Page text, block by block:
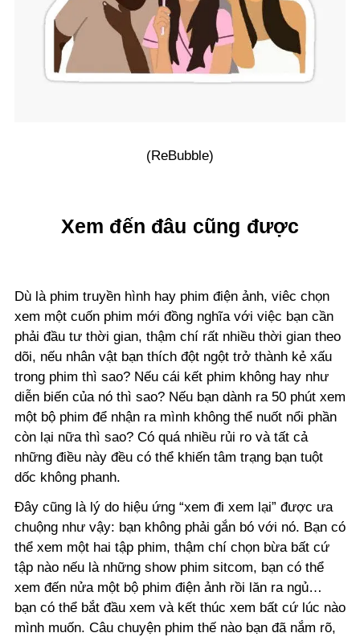
(ReBubble)
Xem đến đâu cũng được
Dù là phim truyền hình hay phim điện ảnh, viêc chọn
xem một cuốn phim mới đồng nghĩa với việc bạn cần
phải đầu tư thời gian, thậm chí rất nhiều thời gian theo
dõi, nếu nhân vật bạn thích đột ngột trở thành kẻ xấu
trong phim thì sao? Nếu cái kết phim không hay như
diễn biến của nó thì sao? Nếu bạn dành ra 50 phút xem
một bộ phim để nhận ra mình không thể nuốt nổi phần
còn lại nữa thì sao? Có quá nhiều rủi ro và tất cả
những điều này đều có thể khiến tâm trạng bạn tuột
dốc không phanh.
Đây cũng là lý do hiệu ứng “xem đi xem lại” được ưa
chuộng như vậy: bạn không phải gắn bó với nó. Bạn có
thể xem một hai tập phim, thậm chí chọn bừa bất cứ
tập nào nếu là những show phim sitcom, bạn có thể
xem đến nửa một bộ phim điện ảnh rồi lăn ra ngủ…
bạn có thể bắt đầu xem và kết thúc xem bất cứ lúc nào
mình muốn. Câu chuyện phim thế nào bạn đã nắm rõ,